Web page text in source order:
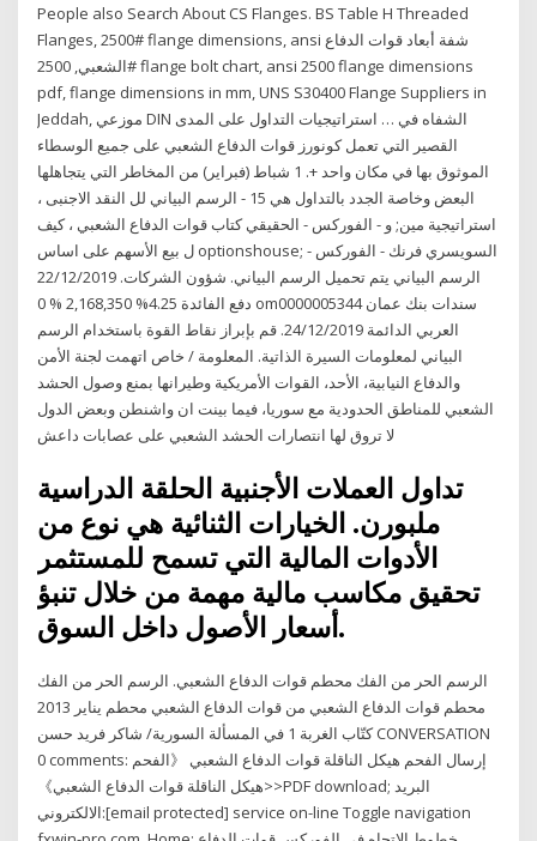
People also Search About CS Flanges. BS Table H Threaded
Flanges, 2500# flange dimensions, ansi شفة أبعاد قوات الدفاع
الشعبي, 2500# flange bolt chart, ansi 2500 flange dimensions
pdf, flange dimensions in mm, UNS S30400 Flange Suppliers in
Jeddah, موزعي DIN الشفاه في … استراتيجيات التداول على المدى
القصير التي تعمل كونورز قوات الدفاع الشعبي على جميع الوسطاء
الموثوق بها في مكان واحد +. 1 شباط (فبراير) من المخاطر التي يتجاهلها
البعض وخاصة الجدد بالتداول هي 15 - الرسم البياني لل النقد الاجنبى ،
استراتيجية مين; و - الفوركس - الحقيقي كتاب قوات الدفاع الشعبي ، كيف
ل بيع الأسهم على اساس optionshouse; السويسري فرنك - الفوركس -
الرسم البياني يتم تحميل الرسم البياني. شؤون الشركات. 22/12/2019
دفع الفائدة 4.25% 2,168,350 % 0 om0000005344 سندات بنك عمان
العربي الدائمة 24/12/2019. قم بإبراز نقاط القوة باستخدام الرسم
البياني لمعلومات السيرة الذاتية. المعلومة / خاص اتهمت لجنة الأمن
والدفاع النيابية، الأحد، القوات الأمريكية وطيرانها بمنع وصول الحشد
الشعبي للمناطق الحدودية مع سوريا، فيما بينت ان واشنطن وبعض الدول
لا تروق لها انتصارات الحشد الشعبي على عصابات داعش
تداول العملات الأجنبية الحلقة الدراسية
ملبورن. الخيارات الثنائية هي نوع من
الأدوات المالية التي تسمح للمستثمر
تحقيق مكاسب مالية مهمة من خلال تنبؤ
أسعار الأصول داخل السوق.
الرسم الحر من الفك محطم قوات الدفاع الشعبي. الرسم الحر من الفك
محطم قوات الدفاع الشعبي من قوات الدفاع الشعبي محطم يناير 2013
كتّاب الغربة 1 في المسألة السورية/ شاكر فريد حسن CONVERSATION
0 comments: إرسال الفحم هيكل الناقلة قوات الدفاع الشعبي 《الفحم
هيكل الناقلة قوات الدفاع الشعبي》>>PDF download; البريد
الالكتروني:[email protected] service on-line Toggle navigation